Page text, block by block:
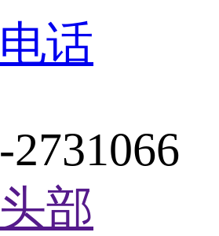
话
2731066
部